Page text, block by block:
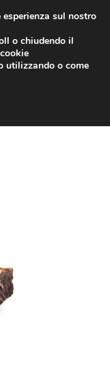
sul nostro
o chiudendo il
utilizzando o come